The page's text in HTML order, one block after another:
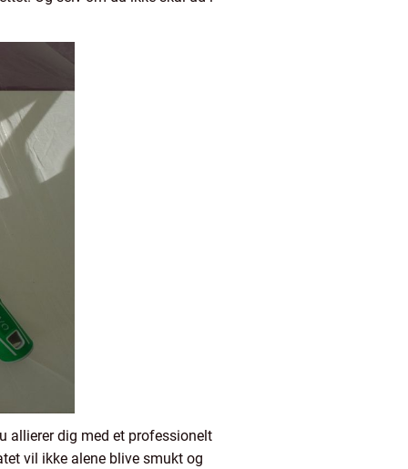
allierer dig med et professionelt
vil ikke alene blive smukt og